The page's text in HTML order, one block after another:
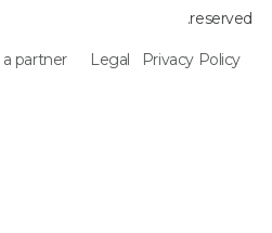
reserved.
Privacy Policy
Legal
partner